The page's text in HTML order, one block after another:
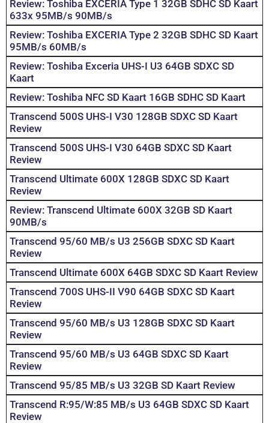
Review: Toshiba EXCERIA Type 1 32GB SDHC SD Kaart
633x 95MB/s 90MB/s
Review: Toshiba EXCERIA Type 2 32GB SDHC SD Kaart
95MB/s 60MB/s
Review: Toshiba Exceria UHS-I U3 64GB SDXC SD
Kaart
Review: Toshiba NFC SD Kaart 16GB SDHC SD Kaart
Transcend 500S UHS-I V30 128GB SDXC SD Kaart
Review
Transcend 500S UHS-I V30 64GB SDXC SD Kaart
Review
Transcend Ultimate 600X 128GB SDXC SD Kaart
Review
Review: Transcend Ultimate 600X 32GB SD Kaart
90MB/s
Transcend 95/60 MB/s U3 256GB SDXC SD Kaart
Review
Transcend Ultimate 600X 64GB SDXC SD Kaart Review
Transcend 700S UHS-II V90 64GB SDXC SD Kaart
Review
Transcend 95/60 MB/s U3 128GB SDXC SD Kaart
Review
Transcend 95/60 MB/s U3 64GB SDXC SD Kaart
Review
Transcend 95/85 MB/s U3 32GB SD Kaart Review
Transcend R:95/W:85 MB/s U3 64GB SDXC SD Kaart
Review